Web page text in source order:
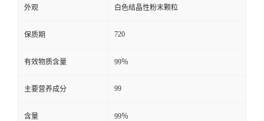
外观 白色结晶性粉末颗粒
保质期 720
有效物质含量 99％
主要营养成分 99
含量 99％